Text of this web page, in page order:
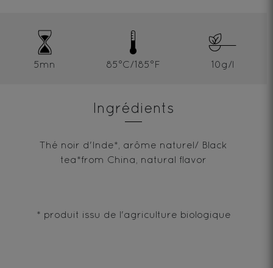
5mn 85°C/185°F 10g/l
Ingrédients
Thé noir d'Inde*, arôme naturel/ Black
tea*from China, natural flavor
* produit issu de l'agriculture biologique